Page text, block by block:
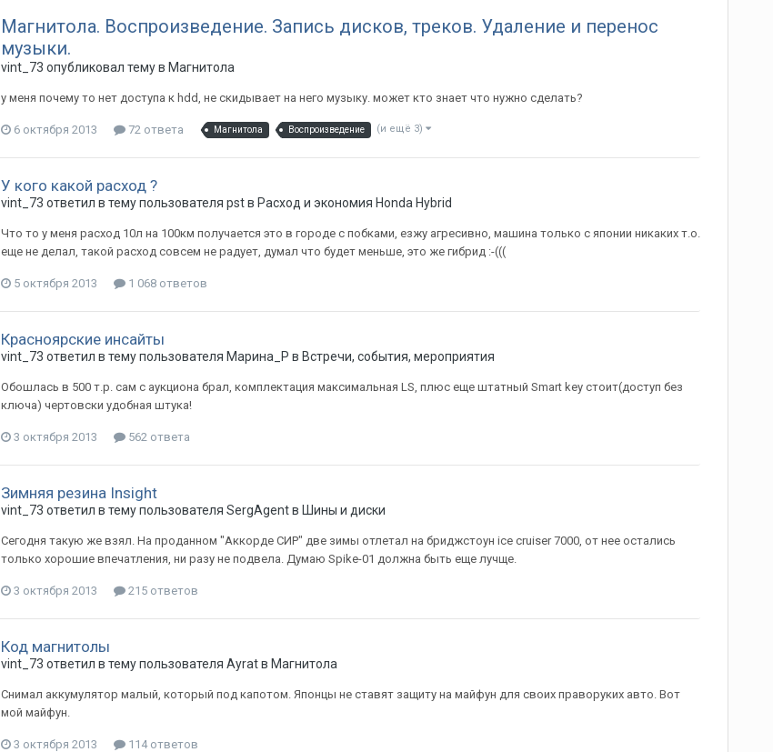
Магнитола. Воспроизведение. Запись дисков, треков. Удаление и перенос
музыки.
vint_73 опубликовал тему в Магнитола
у меня почему то нет доступа к hdd, не скидывает на него музыку. может кто знает что нужно сделать?
6 октября 2013 72 ответа Магнитола Воспроизведение (и ещё 3)
У кого какой расход ?
vint_73 ответил в тему пользователя pstв Расход и экономия Honda Hybrid
Что то у меня расход 10л на 100км получается это в городе с побками, езжу агресивно, машина только с японии никаких т.о.
еще не делал, такой расход совсем не радует, думал что будет меньше, это же гибрид :-(((
5 октября 2013 1 068 ответов
Красноярские инсайты
vint_73 ответил в тему пользователя Марина_Р в Встречи, события, мероприятия
Обошлась в 500 т.р. сам с аукциона брал, комплектация максимальная LS, плюс еще штатный Smart key стоит(доступ без
ключа) чертовски удобная штука!
3 октября 2013 562 ответа
Зимняя резина Insight
vint_73 ответил в тему пользователя SergAgentв Шины и диски
Сегодня такую же взял. На проданном "Аккорде СИР" две зимы отлетал на бриджстоун ice cruiser 7000, от нее остались
только хорошие впечатления, ни разу не подвела. Думаю Spike-01 должна быть еще лучще.
3 октября 2013 215 ответов
Код магнитолы
vint_73 ответил в тему пользователя Ayratв Магнитола
Снимал аккумулятор малый, который под капотом. Японцы не ставят защиту на майфун для своих праворуких авто. Вот
мой майфун.
3 октября 2013 114 ответов